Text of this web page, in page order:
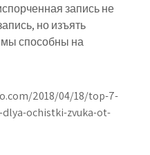
запись не
но изъять
способны на
2018/04/18/top-7-
ochistki-zvuka-ot-